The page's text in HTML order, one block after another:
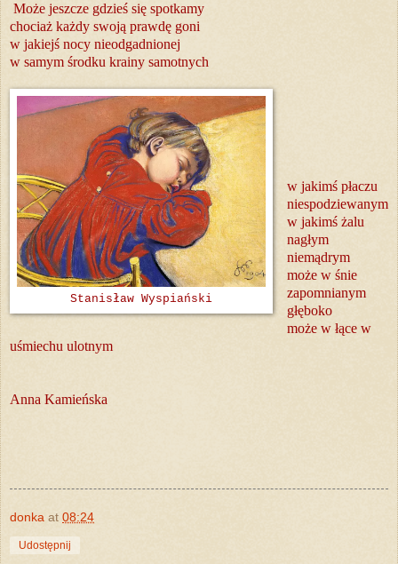
Może jeszcze gdzieś się spotkamy
chociaż każdy swoją prawdę goni
w jakiejś nocy nieodgadnionej
w samym środku krainy samotnych
Stanisław Wyspiański
w jakimś płaczu
niespodziewanym
w jakimś żalu
nagłym
niemądrym
może w śnie
zapomnianym
głęboko
może w łące w
uśmiechu ulotnym
Anna Kamieńska
donka at 08:24
Udostępnij